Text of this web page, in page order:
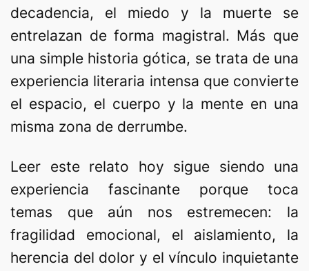
decadencia, el miedo y la muerte se
entrelazan de forma magistral. Más que
una simple historia gótica, se trata de una
experiencia literaria intensa que convierte
el espacio, el cuerpo y la mente en una
misma zona de derrumbe.
Leer este relato hoy sigue siendo una
experiencia fascinante porque toca
temas que aún nos estremecen: la
fragilidad emocional, el aislamiento, la
herencia del dolor y el vínculo inquietante